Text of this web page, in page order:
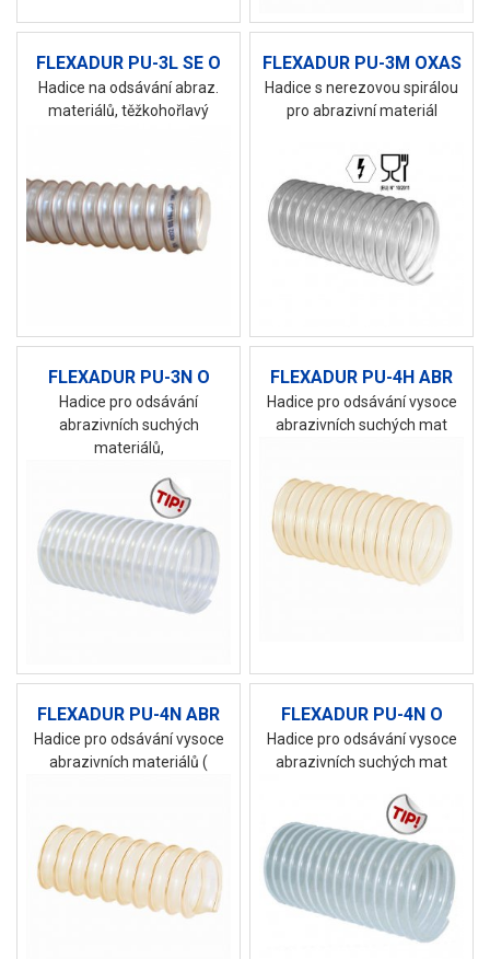
FLEXADUR PU-3L SE O
Hadice na odsávání abraz.
materiálů, těžkohořlavý
FLEXADUR PU-3M OXAS
Hadice s nerezovou spirálou
pro abrazivní materiál
FLEXADUR PU-3N O
Hadice pro odsávání
abrazivních suchých
materiálů,
FLEXADUR PU-4H ABR
Hadice pro odsávání vysoce
abrazivních suchých mat
FLEXADUR PU-4N ABR
Hadice pro odsávání vysoce
abrazivních materiálů (
FLEXADUR PU-4N O
Hadice pro odsávání vysoce
abrazivních suchých mat